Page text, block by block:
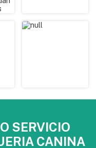
SERVICIO
CANINA